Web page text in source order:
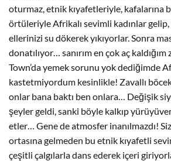
oturmaz, etnik kıyafetleriyle, kafalarına
örtüleriyle Afrikalı sevimli kadınlar gelip,
ellerinizi su dökerek yıkıyorlar. Sonra
donatılıyor… sanırım en çok aç kaldığım
Town’da yemek sorunu yok dediğimde
kastetmiyordum kesinlikle! Zavallı
onlar bana baktı ben onlara… Değişik
şeyler geldi, sanki böyle kalkıp
etler… Gene de atmosfer inanılmazdı!
ortasına gelmeden bu etnik kıyafetli
çeşitli çalgılarla dans ederek içeri